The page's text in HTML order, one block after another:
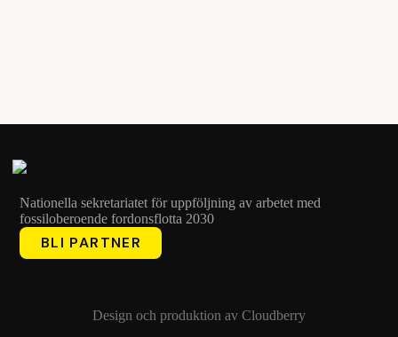
Nationella sekretariatet för uppföljning av arbetet med
fossiloberoende fordonsflotta 2030
BLI PARTNER
Design och produktion av Cloudberry